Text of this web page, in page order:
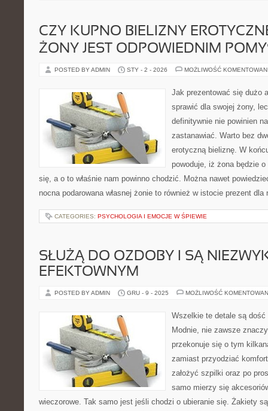
CZY KUPNO BIELIZNY
ŻONY JEST ODPOWIEDNIM
POSTED BY ADMIN STY - 2 - 2026 MOŻLIWOŚĆ
Jak prezentować się dużo
sprawić dla swojej żony,
definitywnie nie powinien
zastanawiać. Warto bez
erotyczną bieliznę. W
powoduje, iż żona będzie o
się, a o to właśnie nam powinno chodzić. Można nawet
nocna podarowana własnej żonie to również w istocie prezent
CATEGORIES: PSYCHOLOGIA I EMOCJE W ŚPIEWIE
SŁUŻĄ DO OZDOBY I SĄ
EFEKTOWNYM
POSTED BY ADMIN GRU - 9 - 2025 MOŻLIWOŚĆ
Wszelkie te detale są
Modnie, nie zawsze
przekonuje się o tym
zamiast przyodziać
założyć szpilki oraz po
samo mierzy się
wieczorowe. Tak samo jest jeśli chodzi o ubieranie się. Żakiety